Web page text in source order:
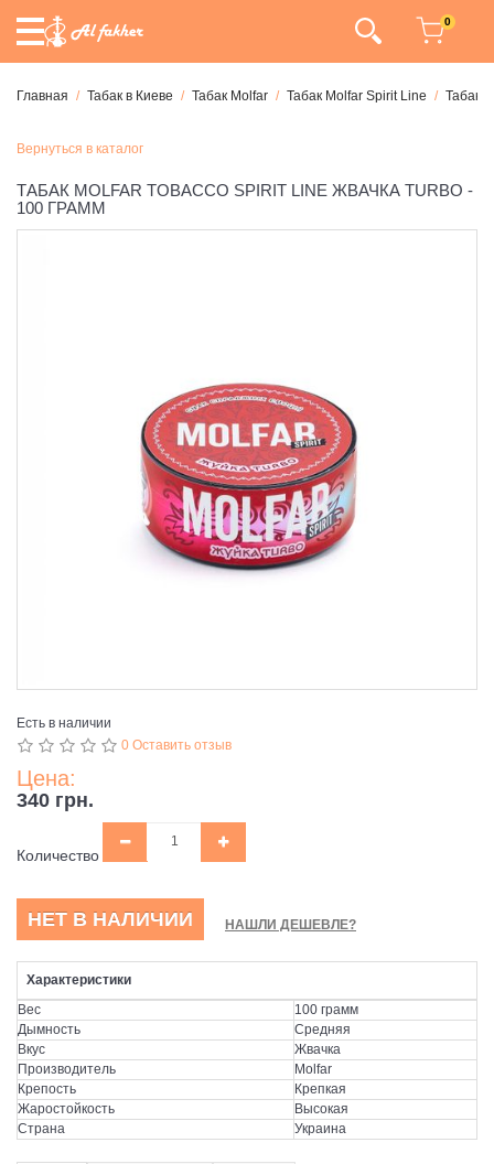
0
Главная Табак в Киеве Табак Molfar Табак Molfar Spirit Line Табак
Вернуться в каталог
ТАБАК MOLFAR TOBACCO SPIRIT LINE ЖВАЧКА TURBO -
100 ГРАММ
Есть в наличии
0 Оставить отзыв
Цена:
340 грн.
Количество
НЕТ В НАЛИЧИИ НАШЛИ ДЕШЕВЛЕ?
Характеристики
Вес
100 грамм
Дымность
Средняя
Вкус
Жвачка
Производитель
Molfar
Крепость
Крепкая
Жаростойкость
Высокая
Страна
Украина